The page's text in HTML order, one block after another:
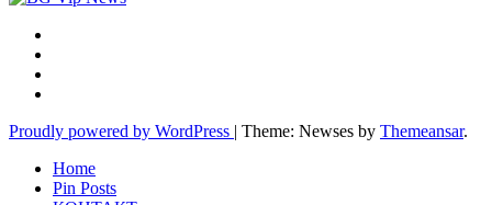
Proudly powered by WordPress | Theme: Newses by Themeansar.
Home
Pin Posts